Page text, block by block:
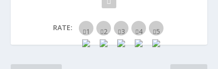
RATE: